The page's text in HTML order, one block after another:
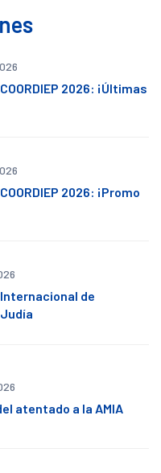
2026: ¡Últimas
2026: ¡Promo
de
atentado a la AMIA